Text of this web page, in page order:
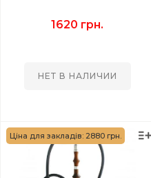
1620 грн.
НЕТ В НАЛИЧИИ
Ціна для закладів: 2880 грн.